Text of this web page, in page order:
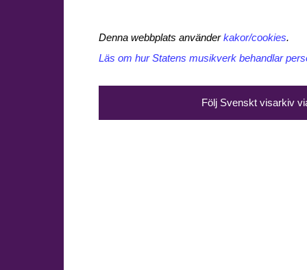
Denna webbplats använderkakor/cookies.
Läs om hur Statens musikverk behandlar
Följ Svenskt visarkiv